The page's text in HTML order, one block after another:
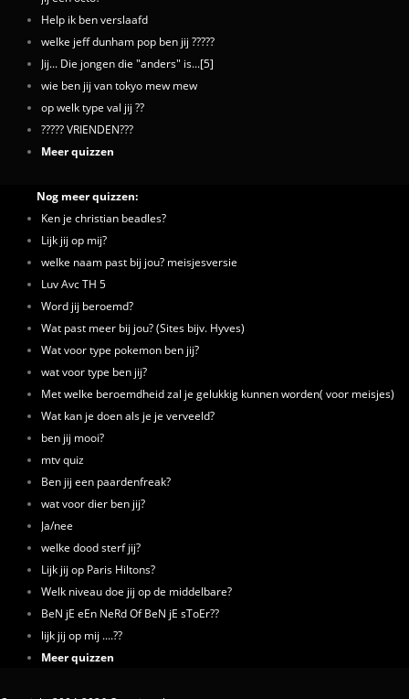
Help ik ben verslaafd
welke jeff dunham pop ben jij ?????
Jij... Die jongen die "anders" is...[5]
wie ben jij van tokyo mew mew
op welk type val jij ??
????? VRIENDEN???
Meer quizzen
Nog meer quizzen:
Ken je christian beadles?
Lijk jij op mij?
welke naam past bij jou? meisjesversie
Luv Avc TH 5
Word jij beroemd?
Wat past meer bij jou? (Sites bijv. Hyves)
Wat voor type pokemon ben jij?
wat voor type ben jij?
Met welke beroemdheid zal je gelukkig kunnen worden( voor meisjes)
Wat kan je doen als je je verveeld?
ben jij mooi?
mtv quiz
Ben jij een paardenfreak?
wat voor dier ben jij?
Ja/nee
welke dood sterf jij?
Lijk jij op Paris Hiltons?
Welk niveau doe jij op de middelbare?
BeN jE eEn NeRd Of BeN jE sToEr??
lijk jij op mij ....??
Meer quizzen